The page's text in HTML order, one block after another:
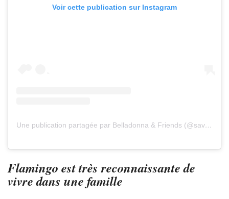
Voir cette publication sur Instagram
Une publication partagée par Belladonna & Friends (@savingbelladonna)
Flamingo est très reconnaissante de
vivre dans une famille